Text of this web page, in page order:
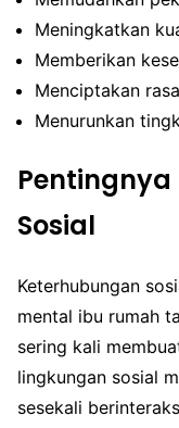
Meningkatkan
Memberikan
Menciptakan
Menurunkan
Sosial
Keterhubungan
mental ibu rumah
sering kali
lingkungan sosial
sesekali